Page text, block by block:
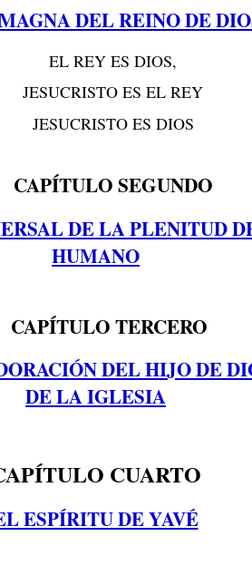
DEL REINO DE
EL REY ES DIOS,
JESUCRISTO ES EL REY
JESUCRISTO ES DIOS
CAPÍTULO SEGUNDO
DE LA PLENITUD
HUMANO
CAPÍTULO TERCERO
DEL HIJO DE
DE LA IGLESIA
CUARTO
ESPÍRITU DE YAVÉ